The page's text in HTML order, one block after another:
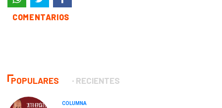
COMENTARIOS
POPULARES RECIENTES
COLUMNA